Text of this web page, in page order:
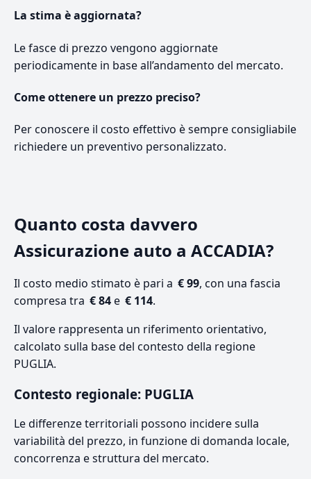
La stima è aggiornata?
Le fasce di prezzo vengono aggiornate
periodicamente in base all’andamento del mercato.
Come ottenere un prezzo preciso?
Per conoscere il costo effettivo è sempre consigliabile
richiedere un preventivo personalizzato.
Quanto costa davvero
Assicurazione auto a ACCADIA?
Il costo medio stimato è pari a € 99, con una fascia
compresa tra € 84e € 114.
Il valore rappresenta un riferimento orientativo,
calcolato sulla base del contesto della regione
PUGLIA.
Contesto regionale: PUGLIA
Le differenze territoriali possono incidere sulla
variabilità del prezzo, in funzione di domanda locale,
concorrenza e struttura del mercato.